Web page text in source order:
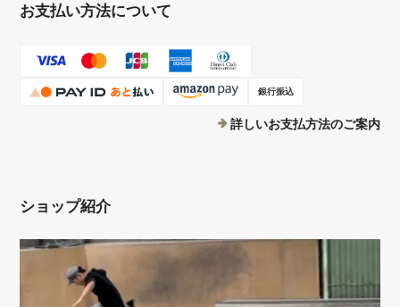
お支払い方法について
銀行振込
詳しいお支払方法のご案内
ショップ紹介